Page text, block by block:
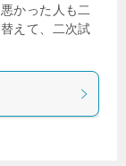
かった人も二
えて、二次試